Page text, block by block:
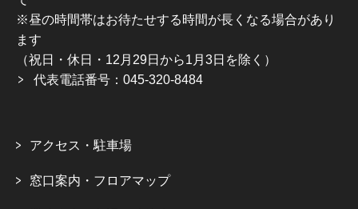
※昼の時間帯はお待たせする時間が長くなる場合があり
ます
（祝日・休日・12月29日から1月3日を除く）
代表電話番号：045-320-8484
アクセス・駐車場
窓口案内・フロアマップ